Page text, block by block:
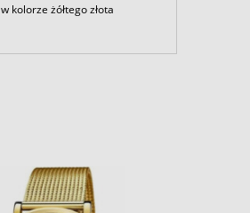
w kolorze żółtego złota